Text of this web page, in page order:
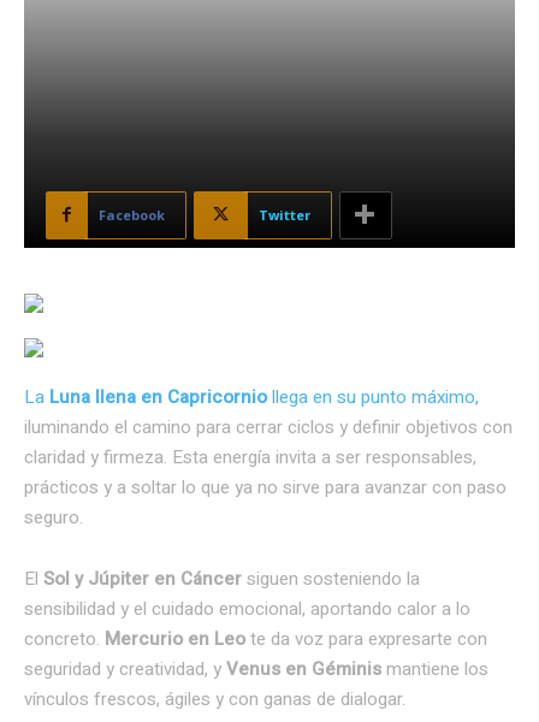
Facebook Twitter
La Luna llena en Capricorniollega en su punto máximo,
iluminando el camino para cerrar ciclos y definir objetivos con
claridad y firmeza. Esta energía invita a ser responsables,
prácticos y a soltar lo que ya no sirve para avanzar con paso
seguro.
El Sol y Júpiter en Cáncersiguen sosteniendo la
sensibilidad y el cuidado emocional, aportando calor a lo
concreto. Mercurio en Leote da voz para expresarte con
seguridad y creatividad, yVenus en Géminis mantiene los
vínculos frescos, ágiles y con ganas de dialogar.